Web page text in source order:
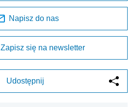
Napisz do nas
Zapisz się na newsletter
Udostępnij